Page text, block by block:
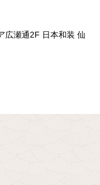
広瀬通2F 日本和装 仙